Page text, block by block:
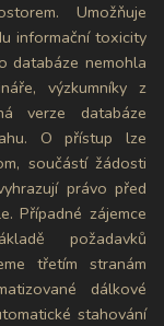
Umožňuje
informační toxicity
databáze nemohla
výzkumníky z
verze databáze
O přístup lze
součástí žádosti
právo před
Případné zájemce
požadavků
třetím stranám
dálkové
stahování